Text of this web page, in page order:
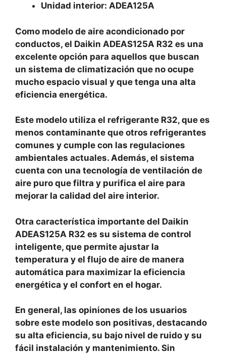
Unidad interior: ADEA125A
Como modelo de aire acondicionado por
conductos, el Daikin ADEAS125A R32 es una
excelente opción para aquellos que buscan
un sistema de climatización que no ocupe
mucho espacio visual y que tenga una alta
eficiencia energética.
Este modelo utiliza el refrigerante R32, que es
menos contaminante que otros refrigerantes
comunes y cumple con las regulaciones
ambientales actuales. Además, el sistema
cuenta con una tecnología de ventilación de
aire puro que filtra y purifica el aire para
mejorar la calidad del aire interior.
Otra característica importante del Daikin
ADEAS125A R32 es su sistema de control
inteligente, que permite ajustar la
temperatura y el flujo de aire de manera
automática para maximizar la eficiencia
energética y el confort en el hogar.
En general, las opiniones de los usuarios
sobre este modelo son positivas, destacando
su alta eficiencia, su bajo nivel de ruido y su
fácil instalación y mantenimiento. Sin